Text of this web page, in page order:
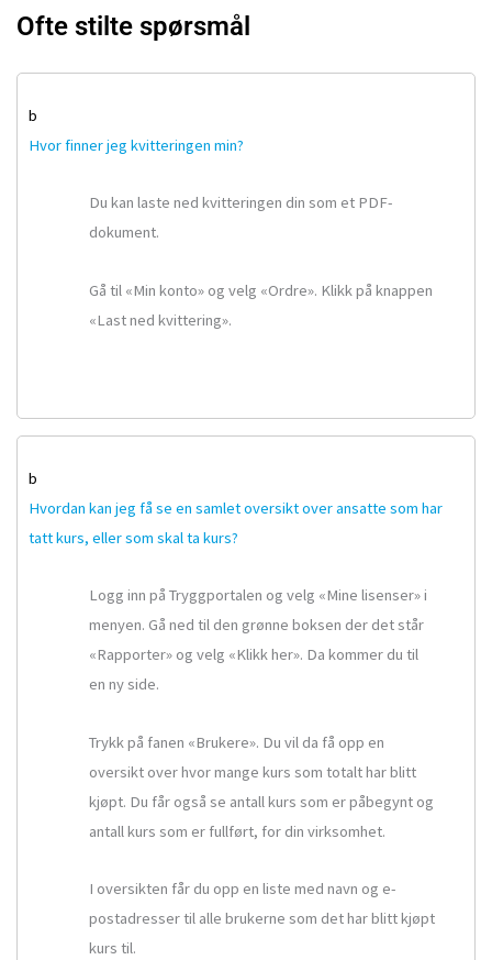
Ofte stilte spørsmål
b
Hvor finner jeg kvitteringen min?
Du kan laste ned kvitteringen din som et PDF-
dokument.
Gå til «Min konto» og velg «Ordre». Klikk på knappen
«Last ned kvittering».
b
Hvordan kan jeg få se en samlet oversikt over ansatte som har
tatt kurs, eller som skal ta kurs?
Logg inn på Tryggportalen og velg «Mine lisenser» i
menyen. Gå ned til den grønne boksen der det står
«Rapporter» og velg «Klikk her». Da kommer du til
en ny side.
Trykk på fanen «Brukere». Du vil da få opp en
oversikt over hvor mange kurs som totalt har blitt
kjøpt. Du får også se antall kurs som er påbegynt og
antall kurs som er fullført, for din virksomhet.
I oversikten får du opp en liste med navn og e-
postadresser til alle brukerne som det har blitt kjøpt
kurs til.